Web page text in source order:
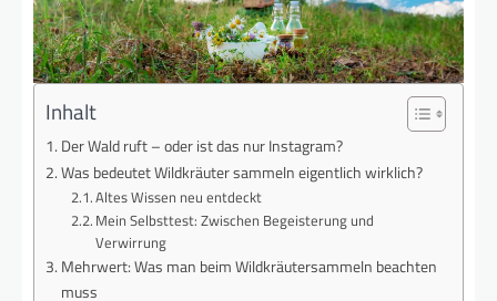
Inhalt
Der Wald ruft – oder ist das nur Instagram?
Was bedeutet Wildkräuter sammeln eigentlich wirklich?
Altes Wissen neu entdeckt
Mein Selbsttest: Zwischen Begeisterung und
Verwirrung
Mehrwert: Was man beim Wildkräutersammeln beachten
muss